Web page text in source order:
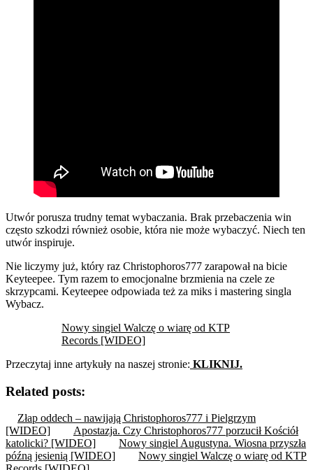
Utwór porusza trudny temat wybaczania. Brak przebaczenia win
często szkodzi również osobie, która nie może wybaczyć. Niech ten
utwór inspiruje.
Nie liczymy już, który raz Christophoros777 zarapował na bicie
Keyteepee. Tym razem to emocjonalne brzmienia na czele ze
skrzypcami. Keyteepee odpowiada też za miks i mastering singla
Wybacz.
Nowy singiel Walczę o wiarę od KTP
Records [WIDEO]
Przeczytaj inne artykuły na naszej stronie: KLIKNIJ.
Related posts:
Złap oddech – nawijają Christophoros777 i Pielgrzym
[WIDEO]
Apostazja. Czy Christophoros777 porzucił Kościół
katolicki? [WIDEO]
Nowy singiel Augustyna. Wiosna przyszła
późną jesienią [WIDEO]
Nowy singiel Walczę o wiarę od KTP